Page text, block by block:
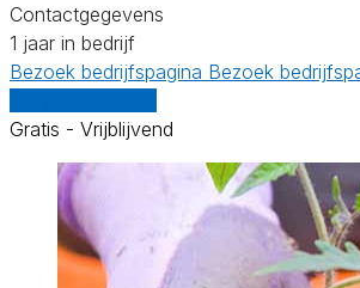
Contactgegevens
1 jaar in bedrijf
Bezoek bedrijfspagina Bezoek
Gratis - Vrijblijvend